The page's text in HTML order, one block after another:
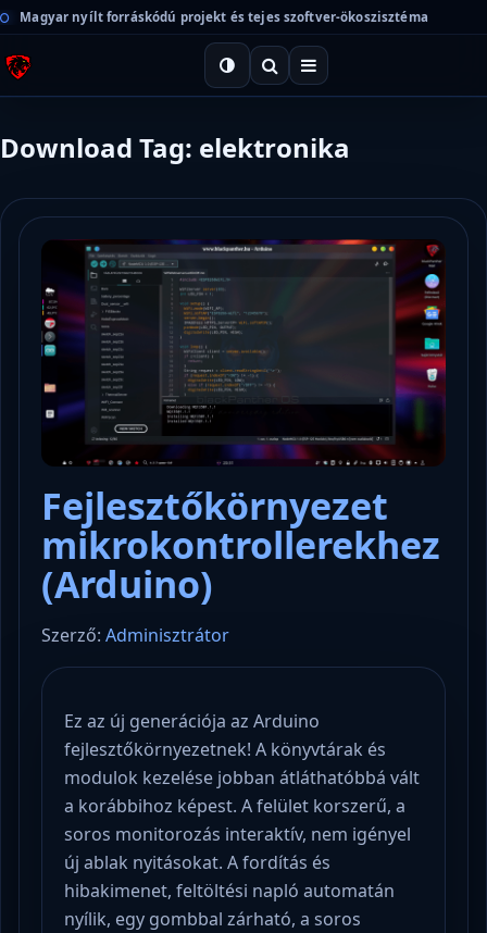
Magyar nyílt forráskódú projekt és tejes szoftver-ökoszisztéma
Download Tag: elektronika
Fejlesztőkörnyezet
mikrokontrollerekhez
(Arduino)
Szerző: Adminisztrátor
Ez az új generációja az Arduino
fejlesztőkörnyezetnek! A könyvtárak és
modulok kezelése jobban átláthatóbbá vált
a korábbihoz képest. A felület korszerű, a
soros monitorozás interaktív, nem igényel
új ablak nyitásokat. A fordítás és
hibakimenet, feltöltési napló automatán
nyílik, egy gombbal zárható, a soros